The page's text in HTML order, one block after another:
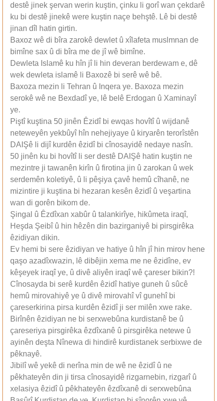
destê jinek şervan werin kuştin, çinku li gorî wan çekdarê
ku bi destê jinekê were kuştin naçe behştê. Lê bi destê
jinan dîl hatin girtin.
Baxoz wê di bîra zarokê dewlet û xîlafeta muslmnan de
bimîne sax û di bîra me de jî wê bimîne.
Dewleta Islamê ku hîn jî li hin deveran berdewam e, dê
wek dewleta islamê li Baxozê bi serê wê bê.
Baxoza mezin li Tehran û Inqera ye. Baxoza mezin
serokê wê ne Bexdadî ye, lê belê Erdogan û Xaminayî
ye.
Piştî kuştina 50 jinên Êzidî bi ewqas hovîtî û wijdanê
neteweyên yekbûyî hîn nehejiyaye û kiryarên terorîstên
DAIŞê li dijî kurdên êzidî bi cînosayidê nedaye nasîn.
50 jinên ku bi hovîtî li ser destê DAIŞê hatin kuştin ne
mezintre ji tawanên kirîn û firotina jin û zarokan û wek
serdemên koletiyê, û li pêşiya çavê hemû cîhanê, ne
mizintire ji kuştina bi hezaran kesên êzidî û veşartina
wan di gorên bikom de.
Şingal û Êzdîxan xabûr û talankirîye, hikûmeta iraqî,
Heşda Şeibî û hin hêzên din bazirganiyê bi pirsgirêka
êzidiyan dikin.
Ev hemi bi sere êzidiyan ve hatiye û hîn jî hin mirov hene
qaşo azadîxwazin, lê dibêjin xema me ne êzidîne, ev
kêşeyek iraqî ye, û divê aliyên iraqî wê çareser bikin?!
Cînosayda bi serê kurdên êzidî hatiye guneh û sûcê
hemû mirovahiyê ye û divê mirovahî vî gunehî bi
çareserkirina pirsa kurdên êzidî ji ser milên xwe rake.
Birînên êzidiyan ne bi serxwebûna kurdistanê be û
çareseriya pirsgirêka êzdîxanê û pirsgirêka netewe û
ayinên deşta Nînewa di hindirê kurdistanek serbixwe de
pêknayê.
Jibilî wê yekê di nerîna min de wê ne êzidî û ne
pêkhateyên din ji tirsa cînosayidê rizgarnebin, rizgarî û
xelasiya êzidî û pêkhateyên êzdîxanê di serxwebûna